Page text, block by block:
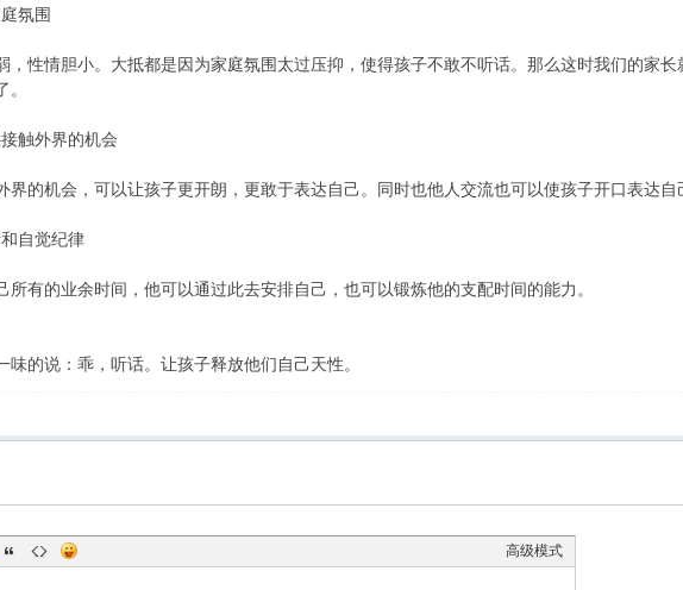
氛围
，性情胆小。大抵都是因为家庭氛围太过压抑，使得孩子不敢不听话。那么这时我们的家长
触外界的机会
界的机会，可以让孩子更开朗，更敢于表达自己。同时也他人交流也可以使孩子开口表达自
自觉纪律
所有的业余时间，他可以通过此去安排自己，也可以锻炼他的支配时间的能力。
味的说：乖，听话。让孩子释放他们自己天性。
高级模式